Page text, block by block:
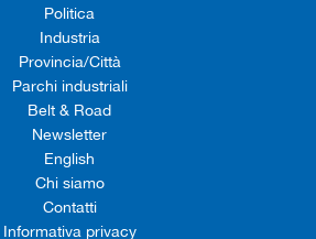
Politica
Industria
Provincia/Città
Parchi industriali
Belt & Road
Newsletter
English
Chi siamo
Contatti
Informativa privacy